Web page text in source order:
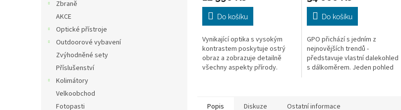
Zbraně
AKCE
Optické přístroje
Outdoorové vybavení
Zvýhodněné sety
Příslušenství
Kolimátory
Velkoobchod
Fotopasti
Do košíku
Vynikající optika s vysokým
kontrastem poskytuje ostrý
obraz a zobrazuje detailně
všechny aspekty přírody.
Do košíku
GPO přichází s jedním z
nejnovějších trendů -
představuje vlastní dalekohled
s dálkoměrem. Jeden pohled
Popis Diskuze Ostatní informace